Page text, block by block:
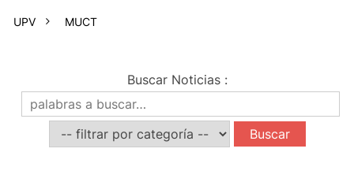
UPV MUCT
Buscar Noticias: